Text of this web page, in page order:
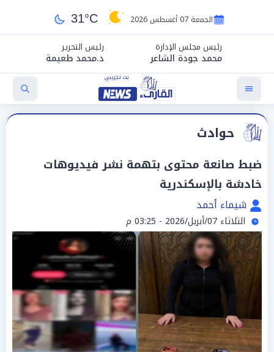
الجمعة 07 أغسطس 2026 31°C
رئيس مجلس الإدارة
محمد جودة الشاعر
رئيس التحرير
د.محمد طعيمة
حوادث
ضبط صانعة محتوى بتهمة نشر فيديوهات
خادشة بالإسكندرية
شيماء أحمد
الثلاثاء 07/أبريل/2026 - 03:25 م